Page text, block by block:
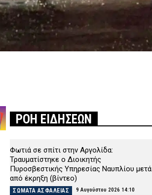
ΡΟΗ ΕΙΔΗΣΕΩΝ
Φωτιά σε σπίτι στην Αργολίδα:
Τραυματίστηκε o Διοικητής
Πυροσβεστικής Υπηρεσίας Ναυπλίου μετά
από έκρηξη (βίντεο)
ΣΩΜΑΤΑ ΑΣΦΑΛΕΙΑΣ 9 Αυγούστου 2026 14:10